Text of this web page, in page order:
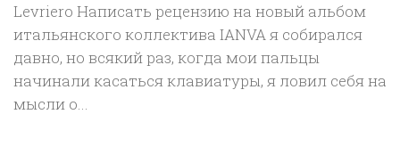
Levriero Написать рецензию на новый альбом
итальянского коллектива IANVA я собирался
давно, но всякий раз, когда мои пальцы
начинали касаться клавиатуры, я ловил себя на
мысли о...